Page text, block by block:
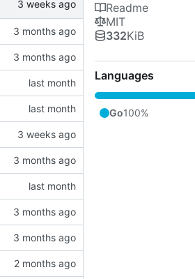
Readme
MIT
332KiB
Languages
Go100%